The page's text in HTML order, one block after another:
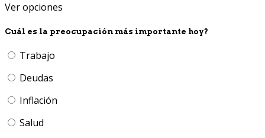
Ver opciones
Cuál es la preocupación más importante hoy?
Trabajo
Deudas
Inflación
Salud